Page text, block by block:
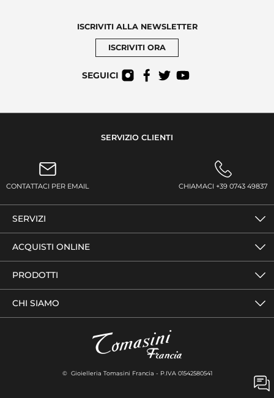
ISCRIVITI ALLA NEWSLETTER
ISCRIVITI ORA
SEGUICI
SERVIZIO CLIENTI
CONTATTACI PER EMAIL CHIAMACI +39 0743 49837
SERVIZI
ACQUISTI ONLINE
PRODOTTI
CHI SIAMO
© Gioielleria Tomasini Francia - P.IVA 01542580541